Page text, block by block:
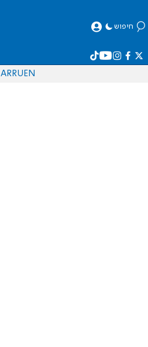
חיפוש
EN
RU
AR